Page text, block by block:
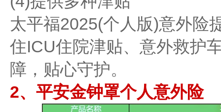
太平福2025(个人版)意外险
住ICU住院津贴、意外救护
障，贴心守护。
2、平安金钟罩个人意外险